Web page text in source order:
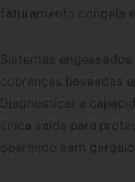
faturamento congela
Sistemas
cobranças baseadas
Diagnosticar a
única saída para
operando sem